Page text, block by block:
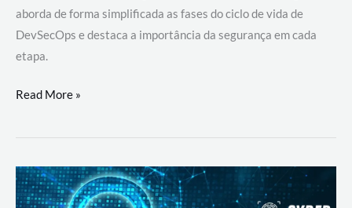
aborda de forma simplificada as fases do ciclo de vida de
DevSecOps e destaca a importância da segurança em cada
etapa.
DevSecOps
Prática:
Desenvolvimento,
Segurança
Read More »